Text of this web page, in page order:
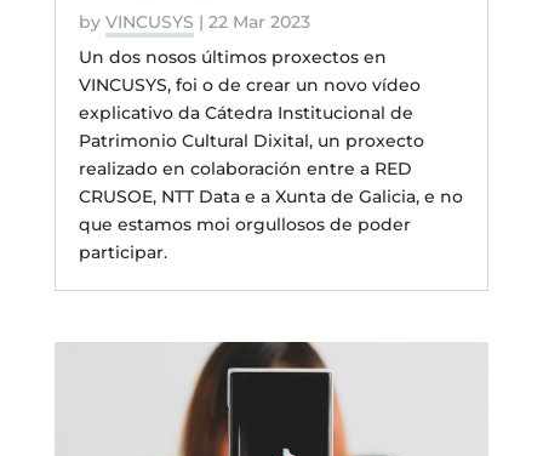
by VINCUSYS | 22 Mar 2023
Un dos nosos últimos proxectos en
VINCUSYS, foi o de crear un novo vídeo
explicativo da Cátedra Institucional de
Patrimonio Cultural Dixital, un proxecto
realizado en colaboración entre a RED
CRUSOE, NTT Data e a Xunta de Galicia, e no
que estamos moi orgullosos de poder
participar.